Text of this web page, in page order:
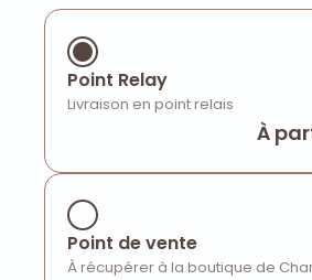
Point Relay
Livraison en point relais
À
Point de vente
À récupérer à la boutique de